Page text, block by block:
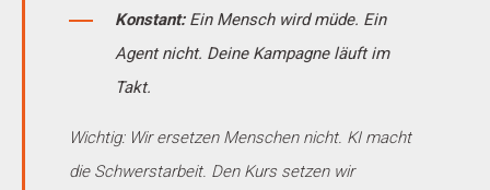
Konstant:Ein Mensch wird müde. Ein
Agent nicht. Deine Kampagne läuft im
Takt.
Wichtig: Wir ersetzen Menschen nicht. KI macht
die Schwerstarbeit. Den Kurs setzen wir